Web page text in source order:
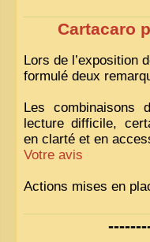
Cartacaro
Lors de l’exposition
formulé deux
Les combinaisons
lecture difficile,
en clarté et en
Votre avis
Actions mises en
Nous avons déjà
la lisibilité. Votre